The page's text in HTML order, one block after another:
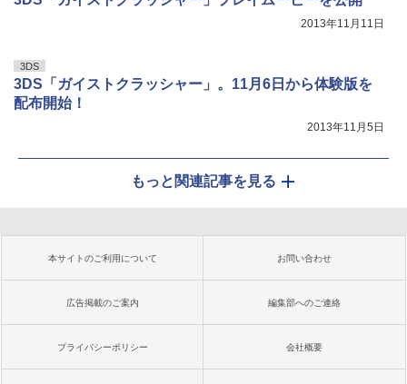
2013年11月11日
3DS
3DS「ガイストクラッシャー」。11月6日から体験版を
配布開始！
2013年11月5日
もっと関連記事を見る
本サイトのご利用について お問い合わせ
広告掲載のご案内 編集部へのご連絡
プライバシーポリシー 会社概要